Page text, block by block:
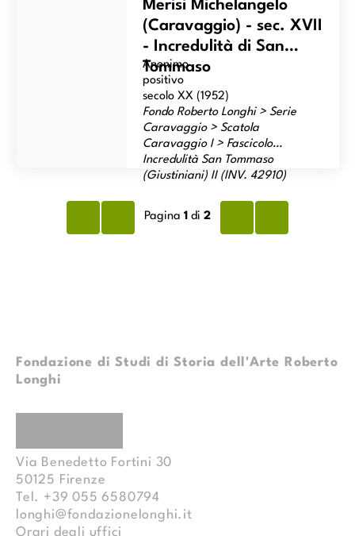
Merisi Michelangelo
(Caravaggio) - sec. XVII
- Incredulità di San
Tommaso
Anonimo
positivo
secolo XX (1952)
Fondo Roberto Longhi > Serie
Caravaggio > Scatola
Caravaggio I > Fascicolo
Incredulità San Tommaso
(Giustiniani) II (INV. 42910)
Pagina 1 di 2
Fondazione di Studi di Storia dell'Arte Roberto
Longhi
Via Benedetto Fortini 30
50125 Firenze
Tel. +39 055 6580794
longhi@fondazionelonghi.it
Orari degli uffici